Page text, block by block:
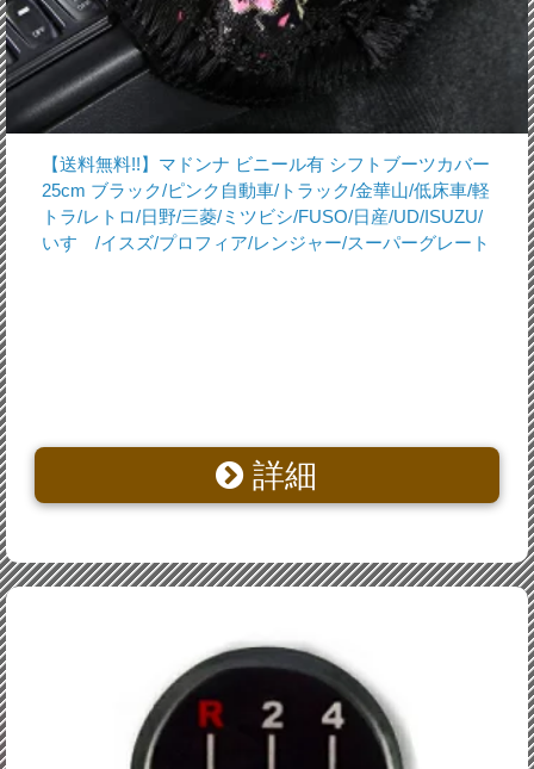
【送料無料!!】マドンナ ビニール有 シフトブーツカバー
25cm ブラック/ピンク自動車/トラック/金華山/低床車/軽
トラ/レトロ/日野/三菱/ミツビシ/FUSO/日産/UD/ISUZU/
いすゞ/イスズ/プロフィア/レンジャー/スーパーグレート
詳細